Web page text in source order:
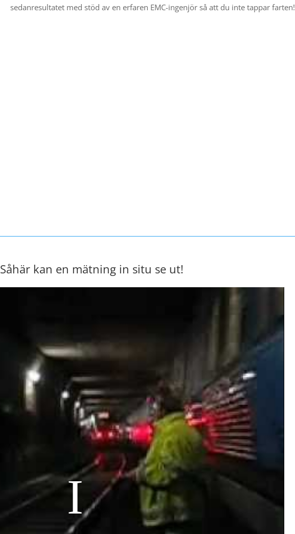
sedanresultatet med stöd av en erfaren EMC-ingenjör så att du inte tappar farten!
Såhär kan en mätning in situ se ut!